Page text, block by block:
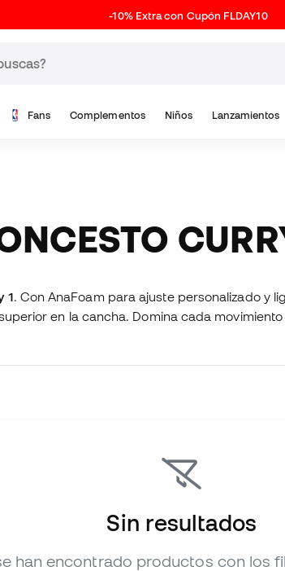
-10% Extra con Cupón FLDAY10
Fans Complementos Niños Lanzamientos
1. Con AnaFoam para ajuste personalizado y
en la cancha. Domina cada
Sin resultados
han encontrado productos con los